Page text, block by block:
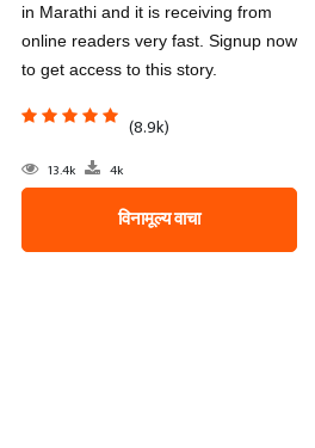
in Marathi and it is receiving from
online readers very fast. Signup now
to get access to this story.
(8.9k)
13.4k 4k
विनामूल्य वाचा